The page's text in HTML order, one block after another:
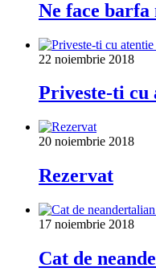
Ne face
22 noiembrie 2018
Priveste-ti cu
20 noiembrie 2018
Rezervat
17 noiembrie 2018
Cat de